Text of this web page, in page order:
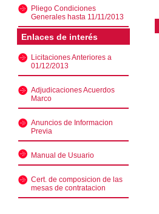
Pliego Condiciones
Generales hasta 11/11/2013
Enlaces de interés
Licitaciones Anteriores a
01/12/2013
Adjudicaciones Acuerdos
Marco
Anuncios de Informacion
Previa
Manual de Usuario
Cert. de composicion de las
mesas de contratacion